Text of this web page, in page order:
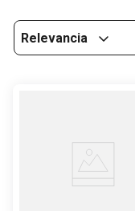
Relevancia